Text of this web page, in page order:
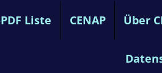
Liste CENAP Über